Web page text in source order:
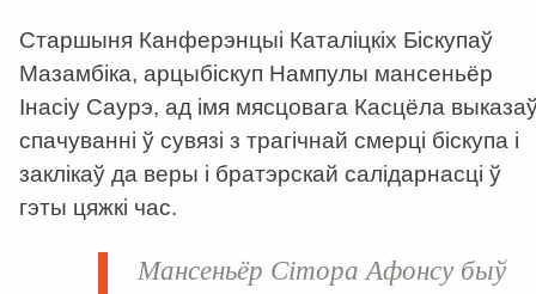
Старшыня Канферэнцыі Каталіцкіх Біскупаў
Мазамбіка, арцыбіскуп Нампулы мансеньёр
Інасіу Саурэ, ад імя мясцовага Касцёла
спачуванні ў сувязі з трагічнай смерці біскупа і
заклікаў да веры і братэрскай салідарнасці ў
гэты цяжкі час.
Мансеньёр Сітора Афонсу быў